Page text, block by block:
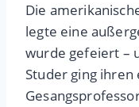
Die
legte eine
wurde gefeiert –
Studer ging ihren